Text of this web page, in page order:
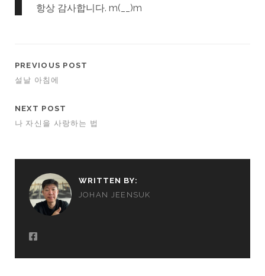
항상 감사합니다. m(__)m
PREVIOUS POST
설날 아침에
NEXT POST
나 자신을 사랑하는 법
WRITTEN BY:
JOHAN JEENSUK